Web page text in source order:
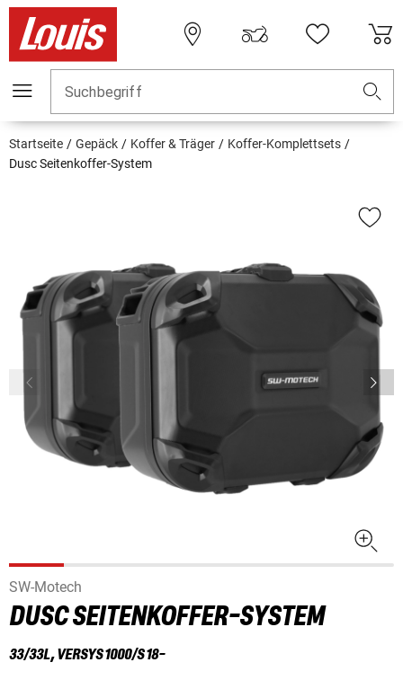
Suchbegriff
Startseite Gepäck Koffer & Träger
Koffer-Komplettsets
Dusc Seitenkoffer-System
SW-Motech
DUSC SEITENKOFFER-SYSTEM
33/33L, VERSYS 1000/S 18-